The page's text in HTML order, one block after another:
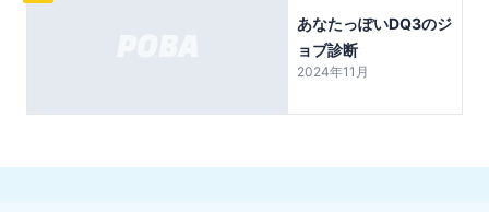
あなたっぽいDQ3のジ
ョブ診断
2024年11月